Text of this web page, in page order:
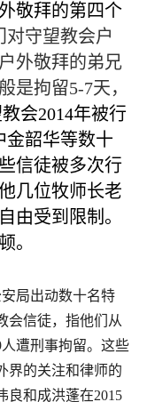
敬拜的第四个
对守望教会户
外敬拜的弟兄
是拘留5-7天，
会2014年被行
金韶华等数十
信徒被多次行
几位牧师长老
由受到限制。
。
局出动数十名特
会信徒，指他们从
人遭刑事拘留。这些
界的关注和律师的
良和成洪蓬在2015